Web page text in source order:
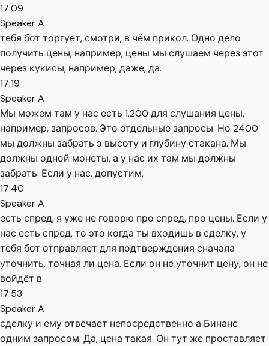
17:09
Speaker A
тебя бот торгует, смотри, в чём прикол. Одно дело
получить цены, например, цены мы слушаем через этот
через кукисы, например, даже, да.
17:19
Speaker A
Мы можем там у нас есть 1.200 для слушания цены,
например, запросов. Это отдельные запросы. Но 2400
мы должны забрать э высоту и глубину стакана. Мы
должны одной монеты, а у нас их там мы должны
забрать. Если у нас, допустим,
17:40
Speaker A
есть спред, я уже не говорю про спред, про цены. Если у
нас есть спред, то это когда ты входишь в сделку, у
тебя бот отправляет для подтверждения сначала
уточнить, точная ли цена. Если он не уточнит цену, он не
войдёт в
17:53
Speaker A
сделку и ему отвечает непосредственно а Бинанс
одним запросом. Да, цена такая. Он тут же проставляет